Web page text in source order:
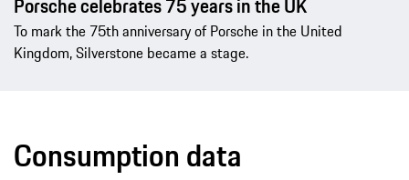
Porsche celebrates 75 years in the UK
To mark the 75th anniversary of Porsche in the United
Kingdom, Silverstone became a stage.
Consumption data